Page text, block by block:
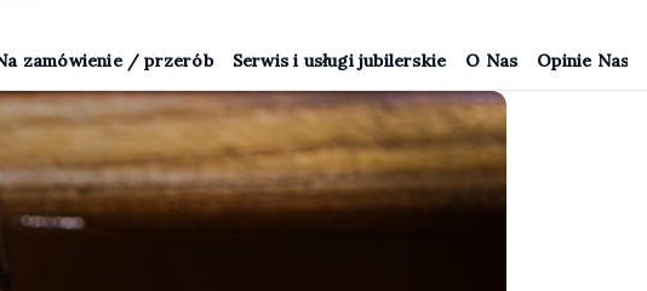
zamówienie / przerób Serwis i usługi jubilerskie O Nas Opinie